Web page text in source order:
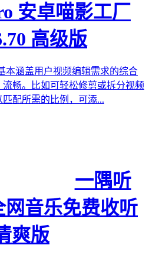
安卓喵影工厂
高级版
本涵盖用户视频编辑需求的综合
畅。比如可轻松修剪或拆分视频
配所需的比例，可添...
一隅听
网音乐免费收听
爽版